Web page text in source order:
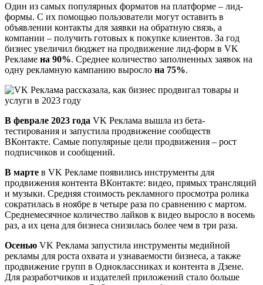
Один из самых популярных форматов на платформе – лид-
формы. С их помощью пользователи могут оставить в
объявлении контакты для заявки на обратную связь, а
компании – получить готовых к покупке клиентов. За год
бизнес увеличил бюджет на продвижение лид-форм в VK
Рекламе на 90%. Среднее количество заполненных заявок на
одну рекламную кампанию выросло на 75%.
В феврале 2023 года VK Реклама вышла из бета-
тестирования и запустила продвижение сообществ
ВКонтакте. Самые популярные цели продвижения – рост
подписчиков и сообщений.
В марте в VK Рекламе появились инструменты для
продвижения контента ВКонтакте: видео, прямых трансляций
и музыки. Средняя стоимость рекламного просмотра ролика
сократилась в ноябре в четыре раза по сравнению с мартом.
Среднемесячное количество лайков к видео выросло в восемь
раз, а их цена для бизнеса снизилась более чем в три раза.
Осенью VK Реклама запустила инструменты медийной
рекламы для роста охвата и узнаваемости бизнеса, а также
продвижение групп в Одноклассниках и контента в Дзене.
Для разработчиков и издателей приложений стало больше